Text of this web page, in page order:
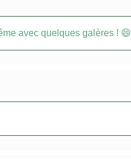
avec quelques galères ! 😄